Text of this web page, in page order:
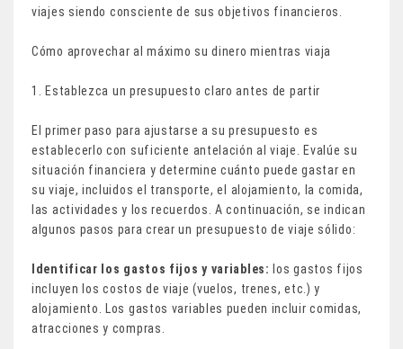
viajes siendo consciente de sus objetivos financieros.
Cómo aprovechar al máximo su dinero mientras viaja
1. Establezca un presupuesto claro antes de partir
El primer paso para ajustarse a su presupuesto es
establecerlo con suficiente antelación al viaje. Evalúe su
situación financiera y determine cuánto puede gastar en
su viaje, incluidos el transporte, el alojamiento, la comida,
las actividades y los recuerdos. A continuación, se indican
algunos pasos para crear un presupuesto de viaje sólido:
Identificar los gastos fijos y variables: los gastos fijos
incluyen los costos de viaje (vuelos, trenes, etc.) y
alojamiento. Los gastos variables pueden incluir comidas,
atracciones y compras.